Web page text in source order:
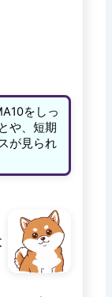
をしっ
や、短期
が見られ